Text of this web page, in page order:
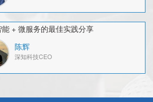
能 + 微服务的最佳实践分享
陈辉
深知科技CEO